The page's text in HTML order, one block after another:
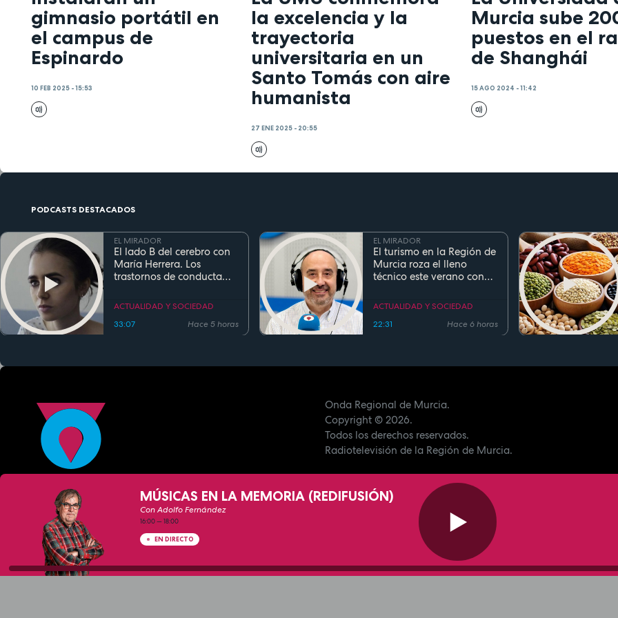
gimnasio portátil en
el campus de
Espinardo
10 FEB 2025 - 15:53
la excelencia y la
trayectoria
universitaria en un
Santo Tomás con aire
humanista
27 ENE 2025 - 20:55
Murcia sube
puestos en el
de Shanghái
15 AGO 2024 - 11:42
PODCASTS DESTACADOS
EL MIRADOR
El lado B del cerebro con
María Herrera. Los
trastornos de conducta
ACTUALIDAD Y SOCIEDAD
33:07
Hace 5 horas
EL MIRADOR
El turismo en la Región de
Murcia roza el lleno
técnico este verano con
90%
ACTUALIDAD Y SOCIEDAD
22:31
Hace 6 horas
Onda Regional de Murcia.
Copyright© 2026.
Todos los derechos reservados.
Radiotelevisión de la Región de Murcia.
MÚSICAS EN LA MEMORIA (REDIFUSIÓN)
Con Adolfo Fernández
16:00—18:00
EN DIRECTO